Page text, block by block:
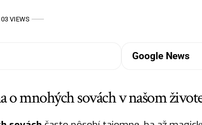
VIEWS
Google News
o mnohých sovách v našom